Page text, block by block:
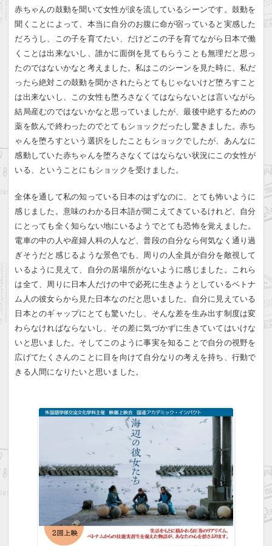
赤ちゃんの鼓動を聞いて女性が涙を流しているシーンです。鼓動を
聞くことによって、本当に自分のお腹に命が宿っていると実感した
だろうし、この子を育てたい、だけどこの子を育てながら日本で働
くことは出来ないし、誰かに面倒を見てもらうことも無理だと思っ
たのではないかなと考えました。私はこのシーンを見た時に、私だ
ったら絶対この鼓動を聞かされたらとてもじゃないけど堕ろすこと
は出来ないし、この女性も堕ろさなくてはならないとは言いながら
結局産むのではないかなと思っていましたが、最後中絶するための
薬を飲んで終わったのでとてもショックだったし驚きました。赤ち
ゃんを堕ろすという選択をしたこともショックでしたが、あんなに
感動していた赤ちゃんを堕ろさなくてはならない状況にこの女性が
いる、ということにもショックを受けました。
全体を通して私の知っている日本のはずなのに、とても怖いように
感じました。意味のわかる日本語が聞こえてきているけれど、自分
にとっても全く知らない地にいるようでとても恐怖を覚えました。
電車の中の人や産婦人科の人など、普段の自分なら何気なく通り過
ぎそうだと感じるような景色でも、周りの人全員が自分を敵視して
いるように見えて、自分の居場所がないように感じました。これら
は全て、周りに日本人だけの中で必死に生きようとしているベトナ
ム人の彼女らから見た日本なのだと思いました。自分に見えている
日本とのギャップにとても驚いたし、そんな差を生み出す制度は変
わらなければならないし、その差に気づかずに生きていてはいけな
いと思いました。そしてこのように事実を知ることで自分の視野を
広げてたくさんのことに目を向けて自分なりの考えを持ち、行動で
きる人間になりたいと思いました。